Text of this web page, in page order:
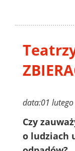
data:01
Czy
o ludziach